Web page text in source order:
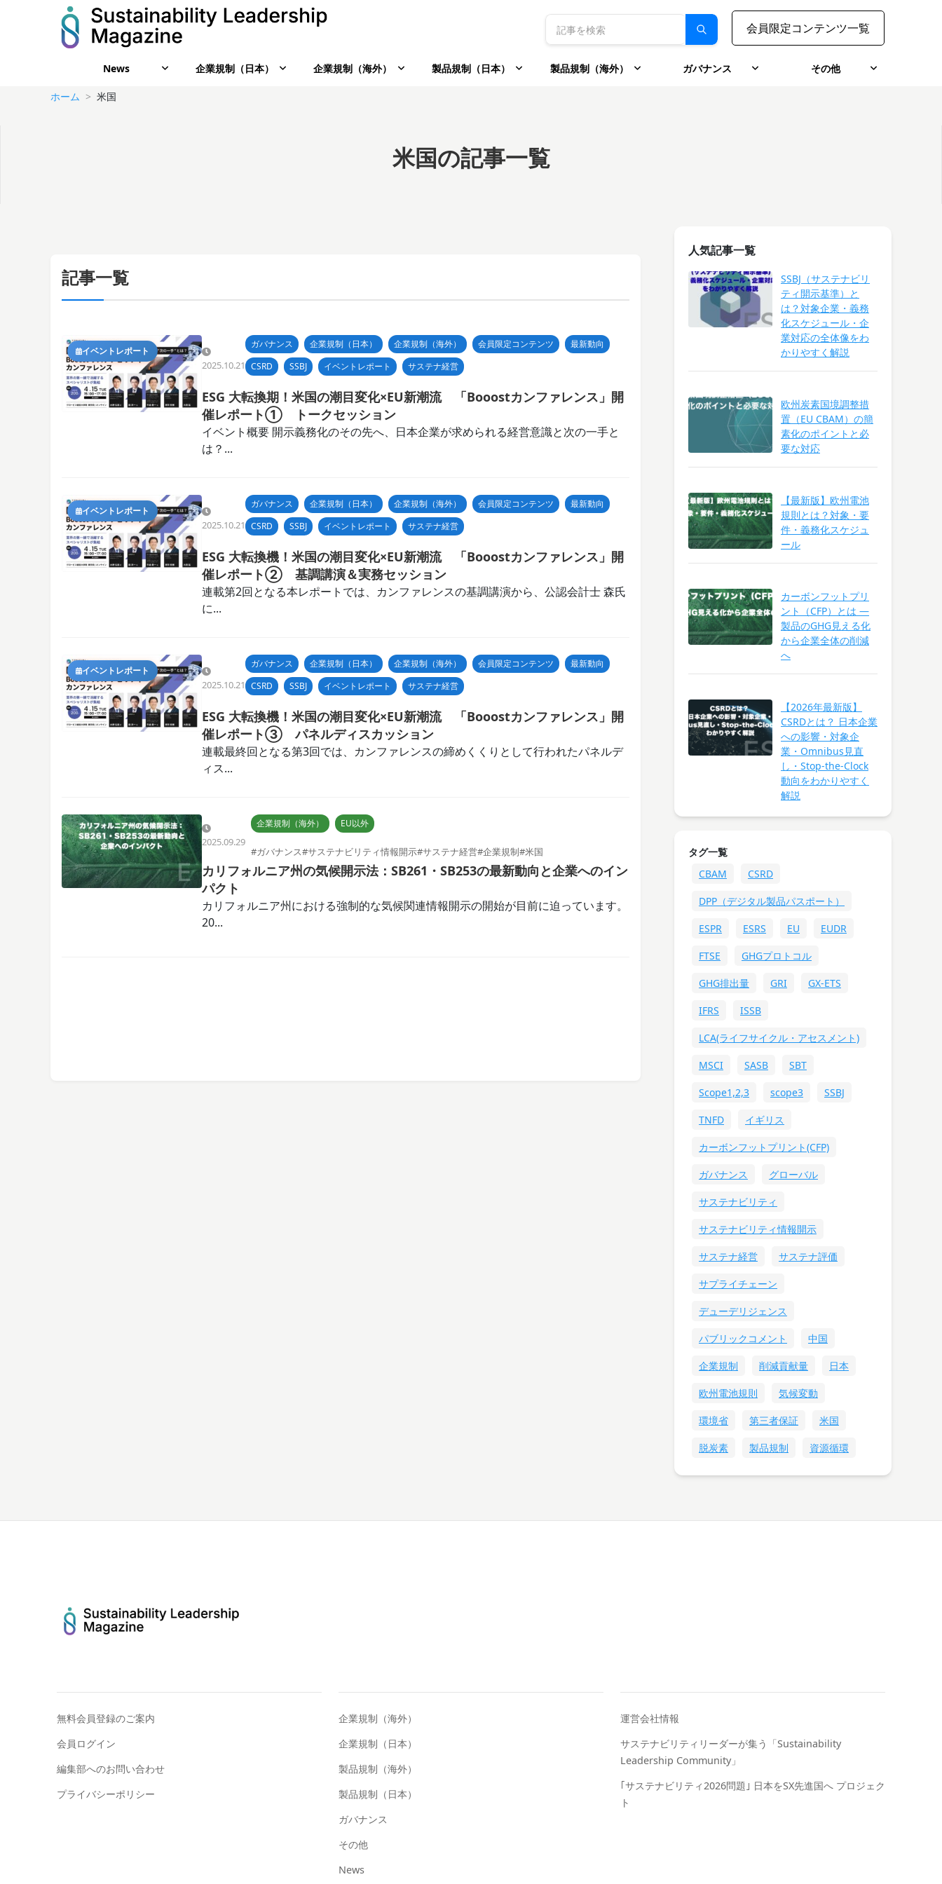
会員限定コンテンツ一覧
News 企業規制（日本） 企業規制（海外） 製品規制（日本） 製品規制（海外） ガバナンス その他
ホーム 米国
米国の記事一覧
記事一覧
イベントレポート
2025.10.21
ガバナンス 企業規制（日本） 企業規制（海外） 会員限定コンテンツ
最新動向
CSRD
SSBJ イベントレポート サステナ経営
ESG 大転換期！米国の潮目変化×EU新潮流 「Booostカンファレンス」開
催レポート① トークセッション
イベント概要 開示義務化のその先へ、日本企業が求められる経営意識と次の一手と
は？...
イベントレポート
2025.10.21
ガバナンス 企業規制（日本） 企業規制（海外） 会員限定コンテンツ
最新動向
CSRD
SSBJ イベントレポート サステナ経営
ESG 大転換機！米国の潮目変化×EU新潮流 「Booostカンファレンス」開
催レポート② 基調講演＆実務セッション
連載第2回となる本レポートでは、カンファレンスの基調講演から、公認会計士 森氏
に...
イベントレポート
2025.10.21
ガバナンス 企業規制（日本） 企業規制（海外） 会員限定コンテンツ
最新動向
CSRD
SSBJ イベントレポート サステナ経営
ESG 大転換機！米国の潮目変化×EU新潮流 「Booostカンファレンス」開
催レポート③ パネルディスカッション
連載最終回となる第3回では、カンファレンスの締めくくりとして行われたパネルデ
ィス...
2025.09.29
企業規制（海外） EU以外
#ガバナンス#サステナビリティ情報開示#サステナ経営#企業規制#米国
カリフォルニア州の気候開示法：SB261・SB253の最新動向と企業へのイン
パクト
カリフォルニア州における強制的な気候関連情報開示の開始が目前に迫っています。
20...
人気記事一覧
SSBJ（サステナビリ
ティ開示基準）と
は？対象企業・義務
化スケジュール・企
業対応の全体像をわ
かりやすく解説
欧州炭素国境調整措
置（EU CBAM）の簡
素化のポイントと必
要な対応
【最新版】欧州電池
規則とは？対象・要
件・義務化スケジュ
ール
カーボンフットプリ
ント（CFP）とは ―
製品のGHG見える化
から企業全体の削減
へ
【2026年最新版】
CSRDとは？ 日本企業
への影響・対象企
業・Omnibus見直
し・Stop-the-Clock
動向をわかりやすく
解説
タグ一覧
CBAM
CSRD
DPP（デジタル製品パスポート）
ESPR ESRS EU EUDR
FTSE GHGプロトコル
GHG排出量 GRI GX-ETS
IFRS ISSB
LCA(ライフサイクル・アセスメント)
MSCI SASB SBT
Scope1,2,3 scope3 SSBJ
TNFD イギリス
カーボンフットプリント(CFP)
ガバナンス グローバル
サステナビリティ
サステナビリティ情報開示
サステナ経営 サステナ評価
サプライチェーン
デューデリジェンス
パブリックコメント 中国
企業規制 削減貢献量 日本
欧州電池規則 気候変動
環境省 第三者保証 米国
脱炭素 製品規制 資源循環
無料会員登録のご案内
会員ログイン
編集部へのお問い合わせ
プライバシーポリシー
企業規制（海外）
企業規制（日本）
製品規制（海外）
製品規制（日本）
ガバナンス
その他
News
運営会社情報
サステナビリティリーダーが集う「Sustainability
Leadership Community」
｢サステナビリティ2026問題｣ 日本をSX先進国へ プロジェク
ト